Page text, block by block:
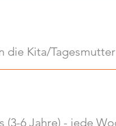
die Kita/Tagesmutter